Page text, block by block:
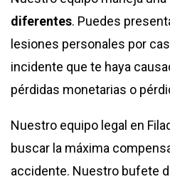
diferentes. Puedes
lesiones personales por
incidente que te haya
pérdidas monetarias o
Nuestro equipo legal en
buscar la máxima
accidente. Nuestro bufete